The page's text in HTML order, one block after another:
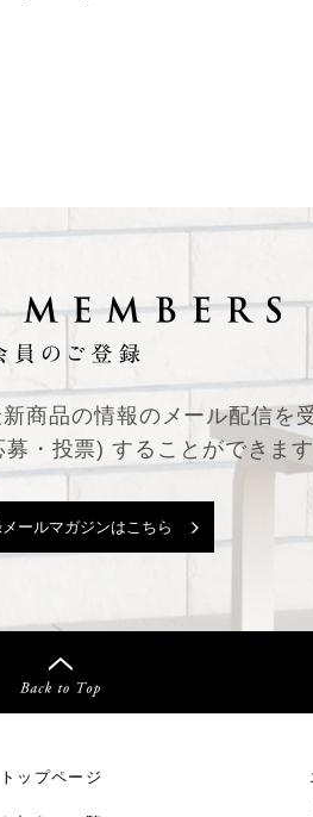
商品の情報のメール配信を
募・投票) することができま
ールマガジンはこちら
トップページ